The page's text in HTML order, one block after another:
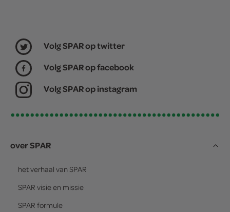
Volg SPAR op twitter
Volg SPAR op facebook
Volg SPAR op instagram
over SPAR
het verhaal van SPAR
SPAR visie en missie
SPAR formule